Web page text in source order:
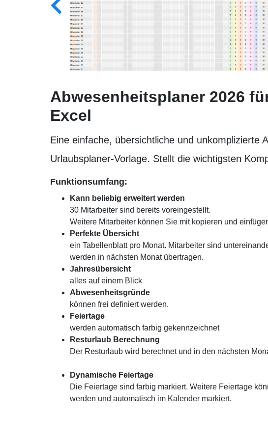
Abwesenheitsplaner 2026
Excel
Eine einfache, übersichtliche und unkomplizierte
Urlaubsplaner-Vorlage. Stellt die wichtigsten
Funktionsumfang:
Kann beliebig erweitert werden
30 Mitarbeiter sind bereits voreingestellt.
Weitere Mitarbeiter können Sie mit kopieren und
Perfekte Übersicht
ein Tabellenblatt pro Monat. Mitarbeiter sind
werden in nächsten Monat übertragen.
Jahresübersicht
alles auf einem Blick
Abwesenheitsgründe
können frei definiert werden.
Feiertage
werden automatisch farbig gekennzeichnet
Resturlaub Berechnung
Der Resturlaub wird berechnet und in den nächsten
Dynamische Feiertage
Die Feiertage sind farbig markiert. Weitere Feiertage
werden und automatisch im Kalender markiert.